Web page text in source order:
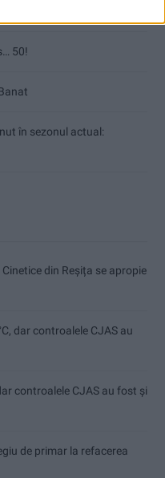
50!
în sezonul actual:
din Reșița se apropie
dar controalele CJAS au
controalele CJAS au fost și
de primar la refacerea